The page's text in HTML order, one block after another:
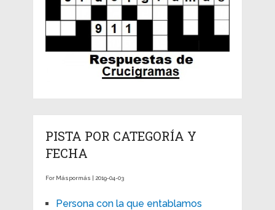
PISTA POR CATEGORÍA Y
FECHA
For Máspormás | 2019-04-03
Persona con la que entablamos